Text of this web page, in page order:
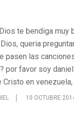
te bendiga muy
queria
pasen las
por favor soy
Cristo en
10 OCTUBRE